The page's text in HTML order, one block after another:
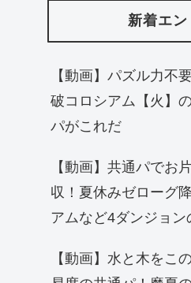
新着エン
【動画】パズル力不
破コロシアム【火】
パがこれだ
【動画】共通パでお
収！夏休みゼローグ
アムなど4ダンジョン
【動画】水と木をこ